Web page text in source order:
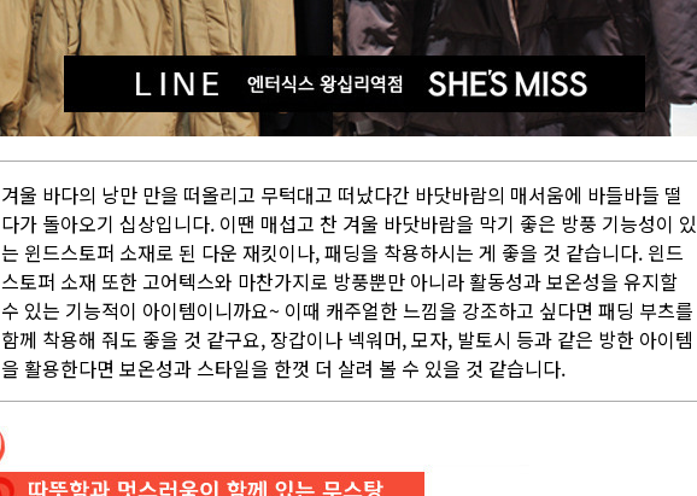
겨울 바다의 낭만 만을 떠올리고 무턱대고 떠났다간 바닷바람의 매서움에 바들바들 떨
다가 돌아오기 십상입니다. 이땐 매섭고 찬 겨울 바닷바람을 막기 좋은 방풍 기능성이 있
는 윈드스토퍼 소재로 된 다운 재킷이나, 패딩을 착용하시는 게 좋을 것 같습니다. 읜드
스토퍼 소재 또한 고어텍스와 마찬가지로 방풍뿐만 아니라 활동성과 보온성을 유지할
수 있는 기능적이 아이템이니까요~ 이때 캐주얼한 느낌을 강조하고 싶다면 패딩 부츠를
함께 착용해 줘도 좋을 것 같구요, 장갑이나 넥워머, 모자, 발토시 등과 같은 방한 아이템
을 활용한다면 보온성과 스타일을 한껏 더 살려 볼 수 있을 것 같습니다.